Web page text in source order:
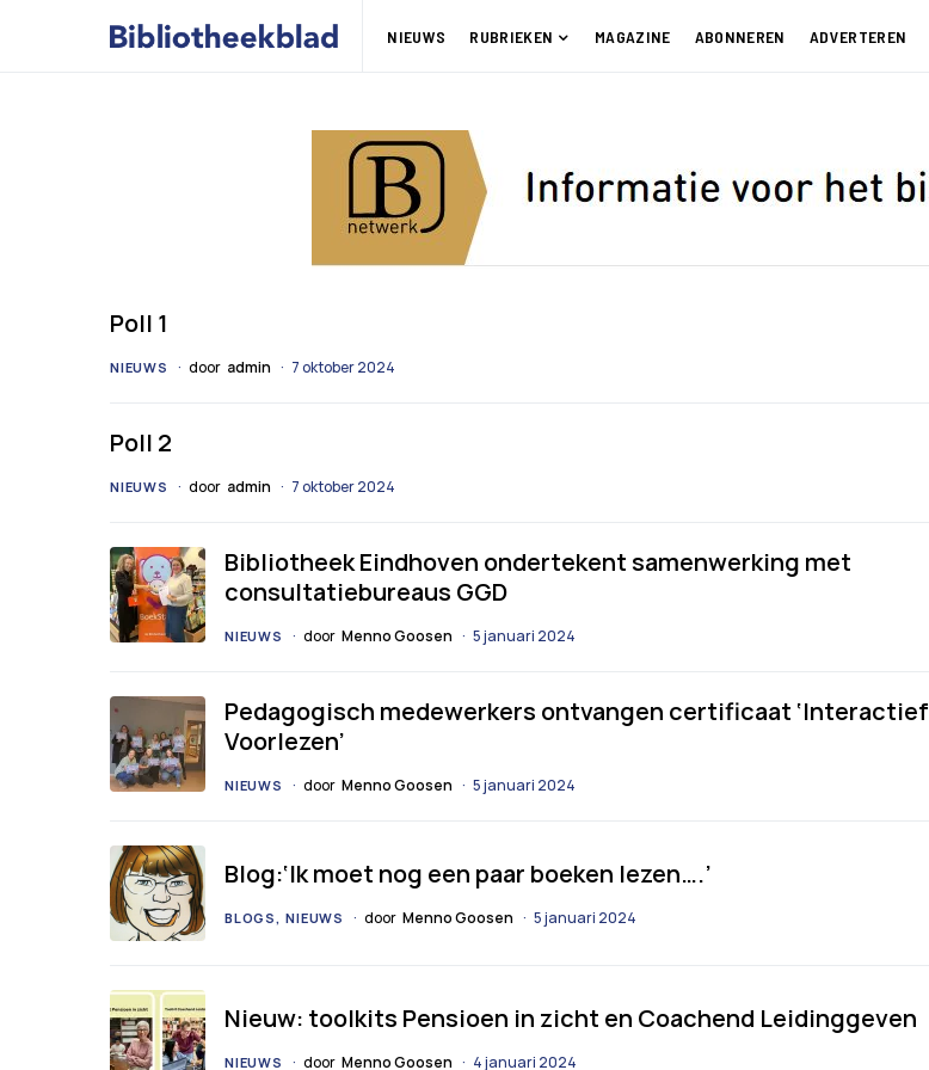
NIEUWS RUBRIEKEN MAGAZINE ABONNEREN ADVERTEREN
Poll 1
NIEUWS door admin 7 oktober 2024
Poll 2
NIEUWS door admin 7 oktober 2024
Bibliotheek Eindhoven ondertekent samenwerking met
consultatiebureaus GGD
NIEUWS door Menno Goosen 5 januari 2024
Pedagogisch medewerkers ontvangen certificaat ‘Interactief
Voorlezen’
NIEUWS door Menno Goosen 5 januari 2024
Blog:‘Ik moet nog een paar boeken lezen….’
BLOGS NIEUWS door Menno Goosen 5 januari 2024
Nieuw: toolkits Pensioen in zicht en Coachend Leidinggeven
NIEUWS door Menno Goosen 4 januari 2024